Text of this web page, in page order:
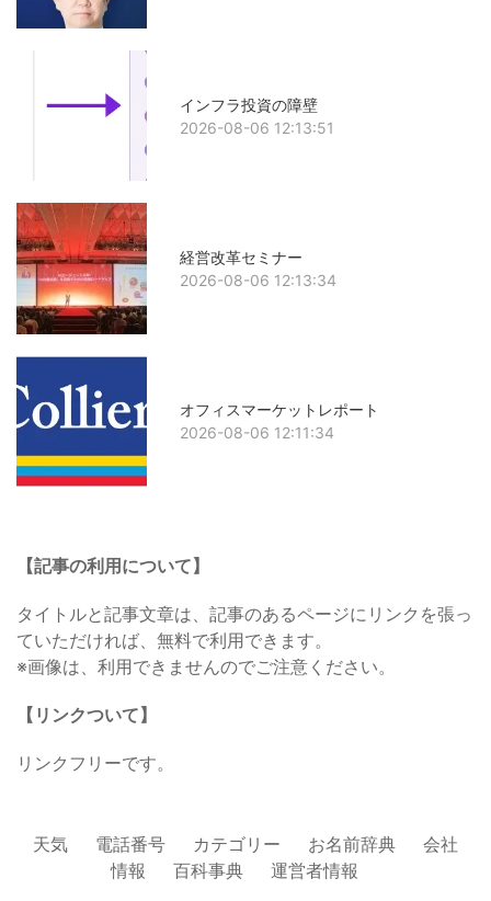
インフラ投資の障壁
2026-08-06 12:13:51
経営改革セミナー
2026-08-06 12:13:34
オフィスマーケットレポート
2026-08-06 12:11:34
【記事の利用について】
タイトルと記事文章は、記事のあるページにリンクを張っ
ていただければ、無料で利用できます。
※画像は、利用できませんのでご注意ください。
【リンクついて】
リンクフリーです。
天気 電話番号 カテゴリー お名前辞典
会社
情報
百科事典 運営者情報